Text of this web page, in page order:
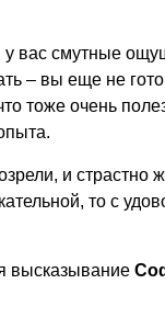
вас смутные
– вы еще не
тоже очень
и страстно
то с
высказывание